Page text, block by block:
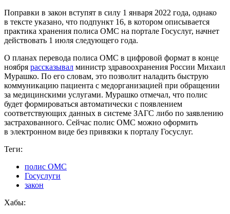
Поправки в закон вступят в силу 1 января 2022 года, однако
в тексте указано, что подпункт 16, в котором описывается
практика хранения полиса ОМС на портале Госуслуг, начнет
действовать 1 июля следующего года.
О планах перевода полиса ОМС в цифровой формат в конце
ноября рассказывал министр здравоохранения России Михаил
Мурашко. По его словам, это позволит наладить быструю
коммуникацию пациента с медорганизацией при обращении
за медицинскими услугами. Мурашко отмечал, что полис
будет формироваться автоматически с появлением
соответствующих данных в системе ЗАГС либо по заявлению
застрахованного. Сейчас полис ОМС можно оформить
в электронном виде без привязки к порталу Госуслуг.
Теги:
полис ОМС
Госуслуги
закон
Хабы: